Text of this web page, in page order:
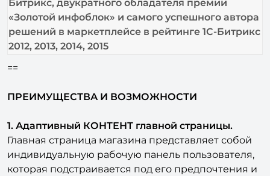
Битрикс, двукратного обладателя премии
«Золотой инфоблок» и самого успешного автора
решений в маркетплейсе в рейтинге 1С-Битрикс
2012, 2013, 2014, 2015
==
ПРЕИМУЩЕСТВА И ВОЗМОЖНОСТИ
1. Адаптивный КОНТЕНТ главной страницы.
Главная страница магазина представляет собой
индивидуальную рабочую панель пользователя,
которая подстраивается под его предпочтения и